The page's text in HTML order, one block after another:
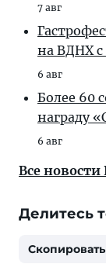
7 авг
на ВДНХ с
6 авг
Более 60
награду
6 авг
Все новости
Делитесь